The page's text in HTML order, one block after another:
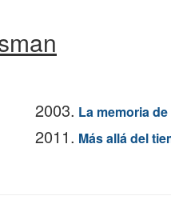
2003. La memoria
2011. Más allá del